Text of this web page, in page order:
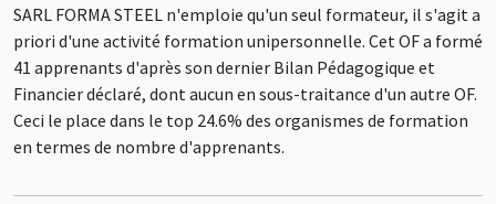
SARL FORMA STEEL n'emploie qu'un seul formateur, il s'agit a
priori d'une activité formation unipersonnelle. Cet OF a formé
41 apprenants d'après son dernier Bilan Pédagogique et
Financier déclaré, dont aucun en sous-traitance d'un autre OF.
Ceci le place dans le top 24.6% des organismes de formation
en termes de nombre d'apprenants.